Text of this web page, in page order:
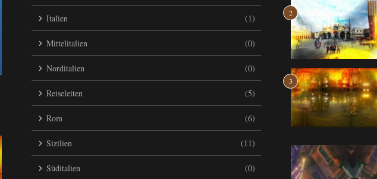
Italien (1)
Mittelitalien (0)
Norditalien (0)
Reiseleiten (5)
Rom (6)
Sizilien (11)
Süditalien (0)
2
3